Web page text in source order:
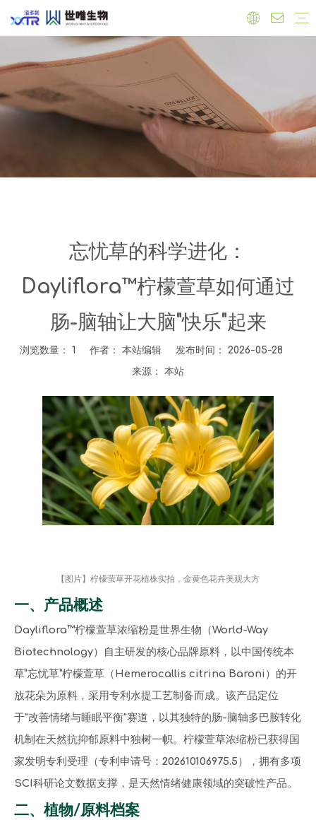
忘忧草的科学进化：
Dayliflora™柠檬萱草如何通过
肠-脑轴让大脑"快乐"起来
浏览数量： 1 作者： 本站编辑 发布时间： 2026-05-28
来源： 本站
["wechat","weibo","qzone","douban","email"]
【图片】柠檬萤草开花植株实拍，金黄色花卉美观大方
一、产品概述
Dayliflora™柠檬萱草浓缩粉是世界生物（World-Way
Biotechnology）自主研发的核心品牌原料，以中国传统本
草“忘忧草”柠檬萱草（Hemerocallis citrina Baroni）的开
放花朵为原料，采用专利水提工艺制备而成。该产品定位
于"改善情绪与睡眠平衡"赛道，以其独特的肠-脑轴多巴胺转化
机制在天然抗抑郁原料中独树一帜。柠檬萱草浓缩粉已获得国
家发明专利受理（专利申请号：202610106975.5），拥有多项
SCI科研论文数据支撑，是天然情绪健康领域的突破性产品。
二、植物/原料档案